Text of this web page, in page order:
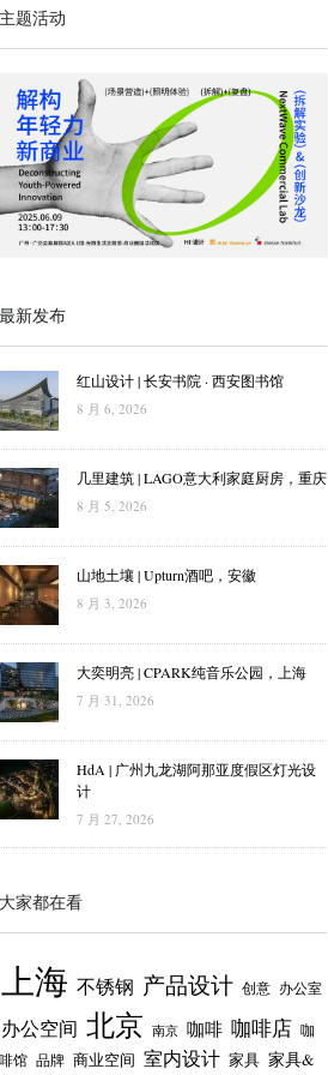
题活动
新发布
红山设计 | 长安书院 · 西安图书馆
8 月 6, 2026
几里建筑 | LAGO意大利家庭厨房，重庆
8 月 5, 2026
山地土壤 | Upturn酒吧，安徽
8 月 3, 2026
大奕明亮 | CPARK纯音乐公园，上海
7 月 31, 2026
HdA | 广州九龙湖阿那亚度假区灯光设
计
7 月 27, 2026
家都在看
上海 不锈钢 产品设计 创意 办公室
办公空间 北京 南京 咖啡 咖啡店 咖
馆 品牌 商业空间 室内设计 家具 家具&